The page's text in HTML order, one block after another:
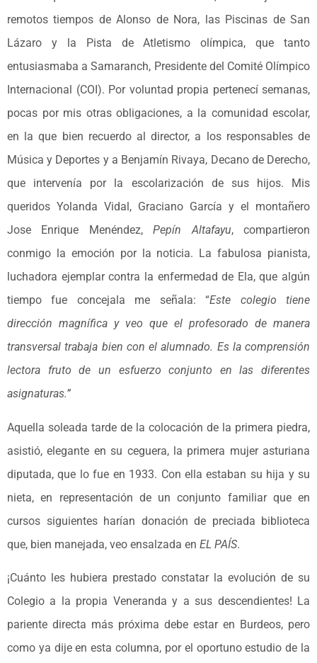
remotos tiempos de Alonso de Nora, las Piscinas de San
Lázaro y la Pista de Atletismo olímpica, que tanto
entusiasmaba a Samaranch, Presidente del Comité Olímpico
Internacional (COI). Por voluntad propia pertenecí semanas,
pocas por mis otras obligaciones, a la comunidad escolar,
en la que bien recuerdo al director, a los responsables de
Música y Deportes y a Benjamín Rivaya, Decano de Derecho,
que intervenía por la escolarización de sus hijos. Mis
queridos Yolanda Vidal, Graciano García y el montañero
Jose Enrique Menéndez,Pepín Altafayu, compartieron
conmigo la emoción por la noticia. La fabulosa pianista,
luchadora ejemplar contra la enfermedad de Ela, que algún
tiempo fue concejala me señala: “Este colegio tiene
dirección magnífica y veo que el profesorado de manera
transversal trabaja bien con el alumnado. Es la comprensión
lectora fruto de un esfuerzo conjunto en las diferentes
asignaturas.”
Aquella soleada tarde de la colocación de la primera piedra,
asistió, elegante en su ceguera, la primera mujer asturiana
diputada, que lo fue en 1933. Con ella estaban su hija y su
nieta, en representación de un conjunto familiar que en
cursos siguientes harían donación de preciada biblioteca
que, bien manejada, veo ensalzada en EL PAÍS.
¡Cuánto les hubiera prestado constatar la evolución de su
Colegio a la propia Veneranda y a sus descendientes! La
pariente directa más próxima debe estar en Burdeos, pero
como ya dije en esta columna, por el oportuno estudio de la